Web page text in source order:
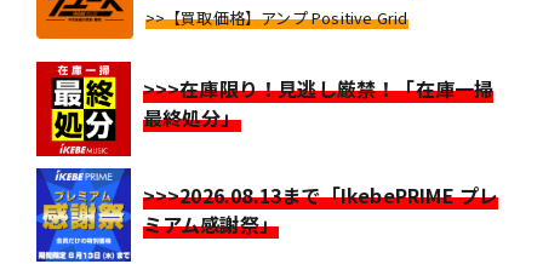
>>【買取価格】アンプ Positive Grid
>>>在庫限り！見逃し厳禁！「在庫一掃
最終処分」
>>>2026.08.13まで「IkebePRIME プレ
ミアム感謝祭」